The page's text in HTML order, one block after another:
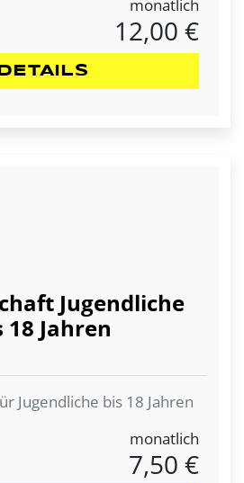
monatlich
12,00 €
DETAILS
Jugendliche
18 Jahren
Jugendliche bis 18 Jahren
monatlich
7,50 €